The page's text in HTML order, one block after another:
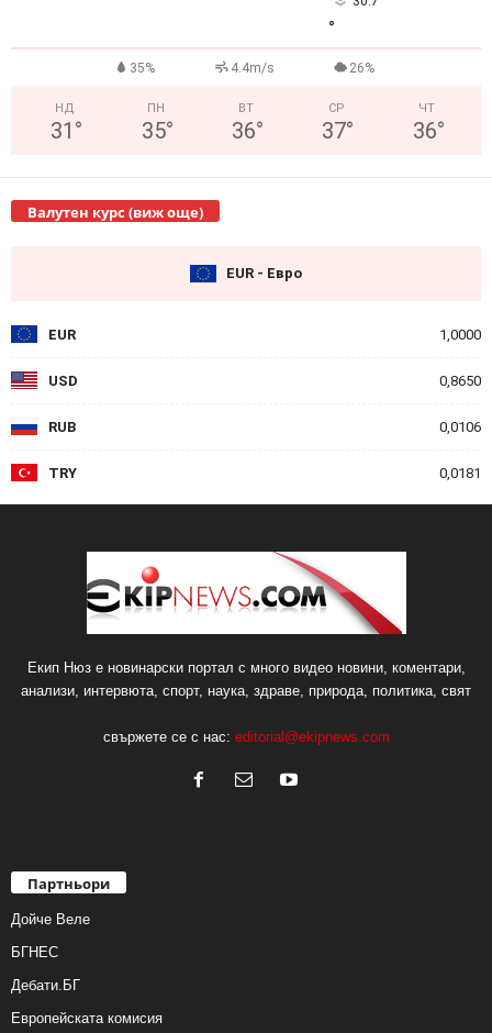
°
35% 4.4m/s 26%
НД
31 °
ПН
35°
ВТ
36°
СР
37°
ЧТ
36°
Валутен курс (виж още)
EUR - Евро
EUR 1,0000
USD 0,8650
RUB 0,0106
TRY 0,0181
Екип Нюз е новинарски портал с много видео новини, коментари,
анализи, интервюта, спорт, наука, здраве, природа, политика, свят
свържете се с нас: editorial@ekipnews.com
Партньори
Дойче Веле
БГНЕС
Дебати.БГ
Европейската комисия